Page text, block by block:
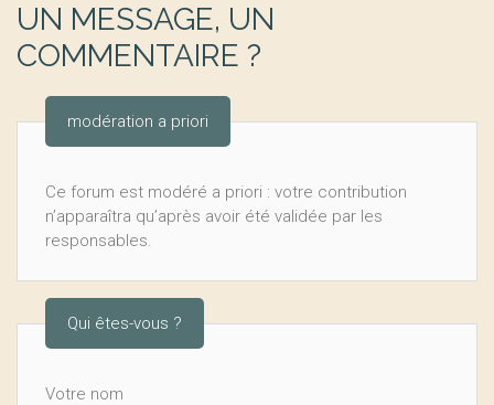
UN MESSAGE, UN
COMMENTAIRE ?
modération a priori
Ce forum est modéré a priori : votre contribution
n’apparaîtra qu’après avoir été validée par les
responsables.
Qui êtes-vous ?
Votre nom